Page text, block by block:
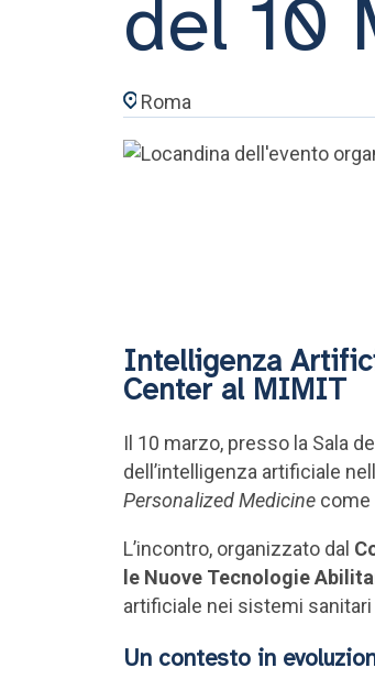
del 10
Roma
Intelligenza
Center al MIMIT
Il 10 marzo, presso la Sala
dell’intelligenza artificiale
Personalized Medicine come
L’incontro, organizzato dal
le Nuove Tecnologie
artificiale nei sistemi sanitari
Un contesto in